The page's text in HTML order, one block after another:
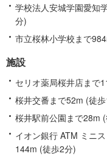
学校法人安城学園愛知
分)
市立桜林小学校まで
施設
セリオ薬局桜井店まで
桜井交番まで52m (徒
桜井駅前公園まで28m
イオン銀行 ATM ミニ
144m (徒歩2分)